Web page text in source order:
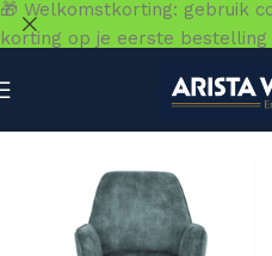
🎁 Welkomstkorting: gebruik
korting op je eerste bestelling